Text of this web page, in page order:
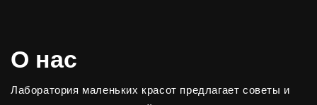
О нас
Лаборатория маленьких красот предлагает советы и